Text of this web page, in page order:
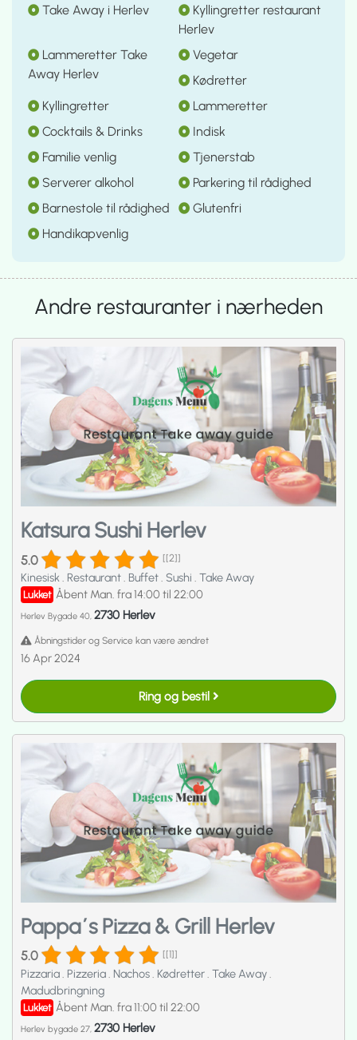
Take Away i Herlev
Kyllingretter restaurant
Herlev
Lammeretter Take
Away Herlev
Vegetar
Kødretter
Kyllingretter
Lammeretter
Cocktails & Drinks
Indisk
Familie venlig
Tjenerstab
Serverer alkohol
Parkering til rådighed
Barnestole til rådighed
Glutenfri
Handikapvenlig
Andre restauranter i nærheden
Katsura Sushi Herlev
5.0 [[2]]
Kinesisk. Restaurant. Buffet. Sushi . Take Away
Lukket Åbent Man. fra 14:00 til 22:00
Herlev Bygade 40, 2730 Herlev
Åbningstider og Service kan være ændret
16 Apr 2024
Ring og bestil
Pappa´s Pizza & Grill Herlev
5.0 [[1]]
Pizzaria. Pizzeria. Nachos. Kødretter. Take Away.
Madudbringning
Lukket Åbent Man. fra 11:00 til 22:00
Herlev bygade 27, 2730 Herlev